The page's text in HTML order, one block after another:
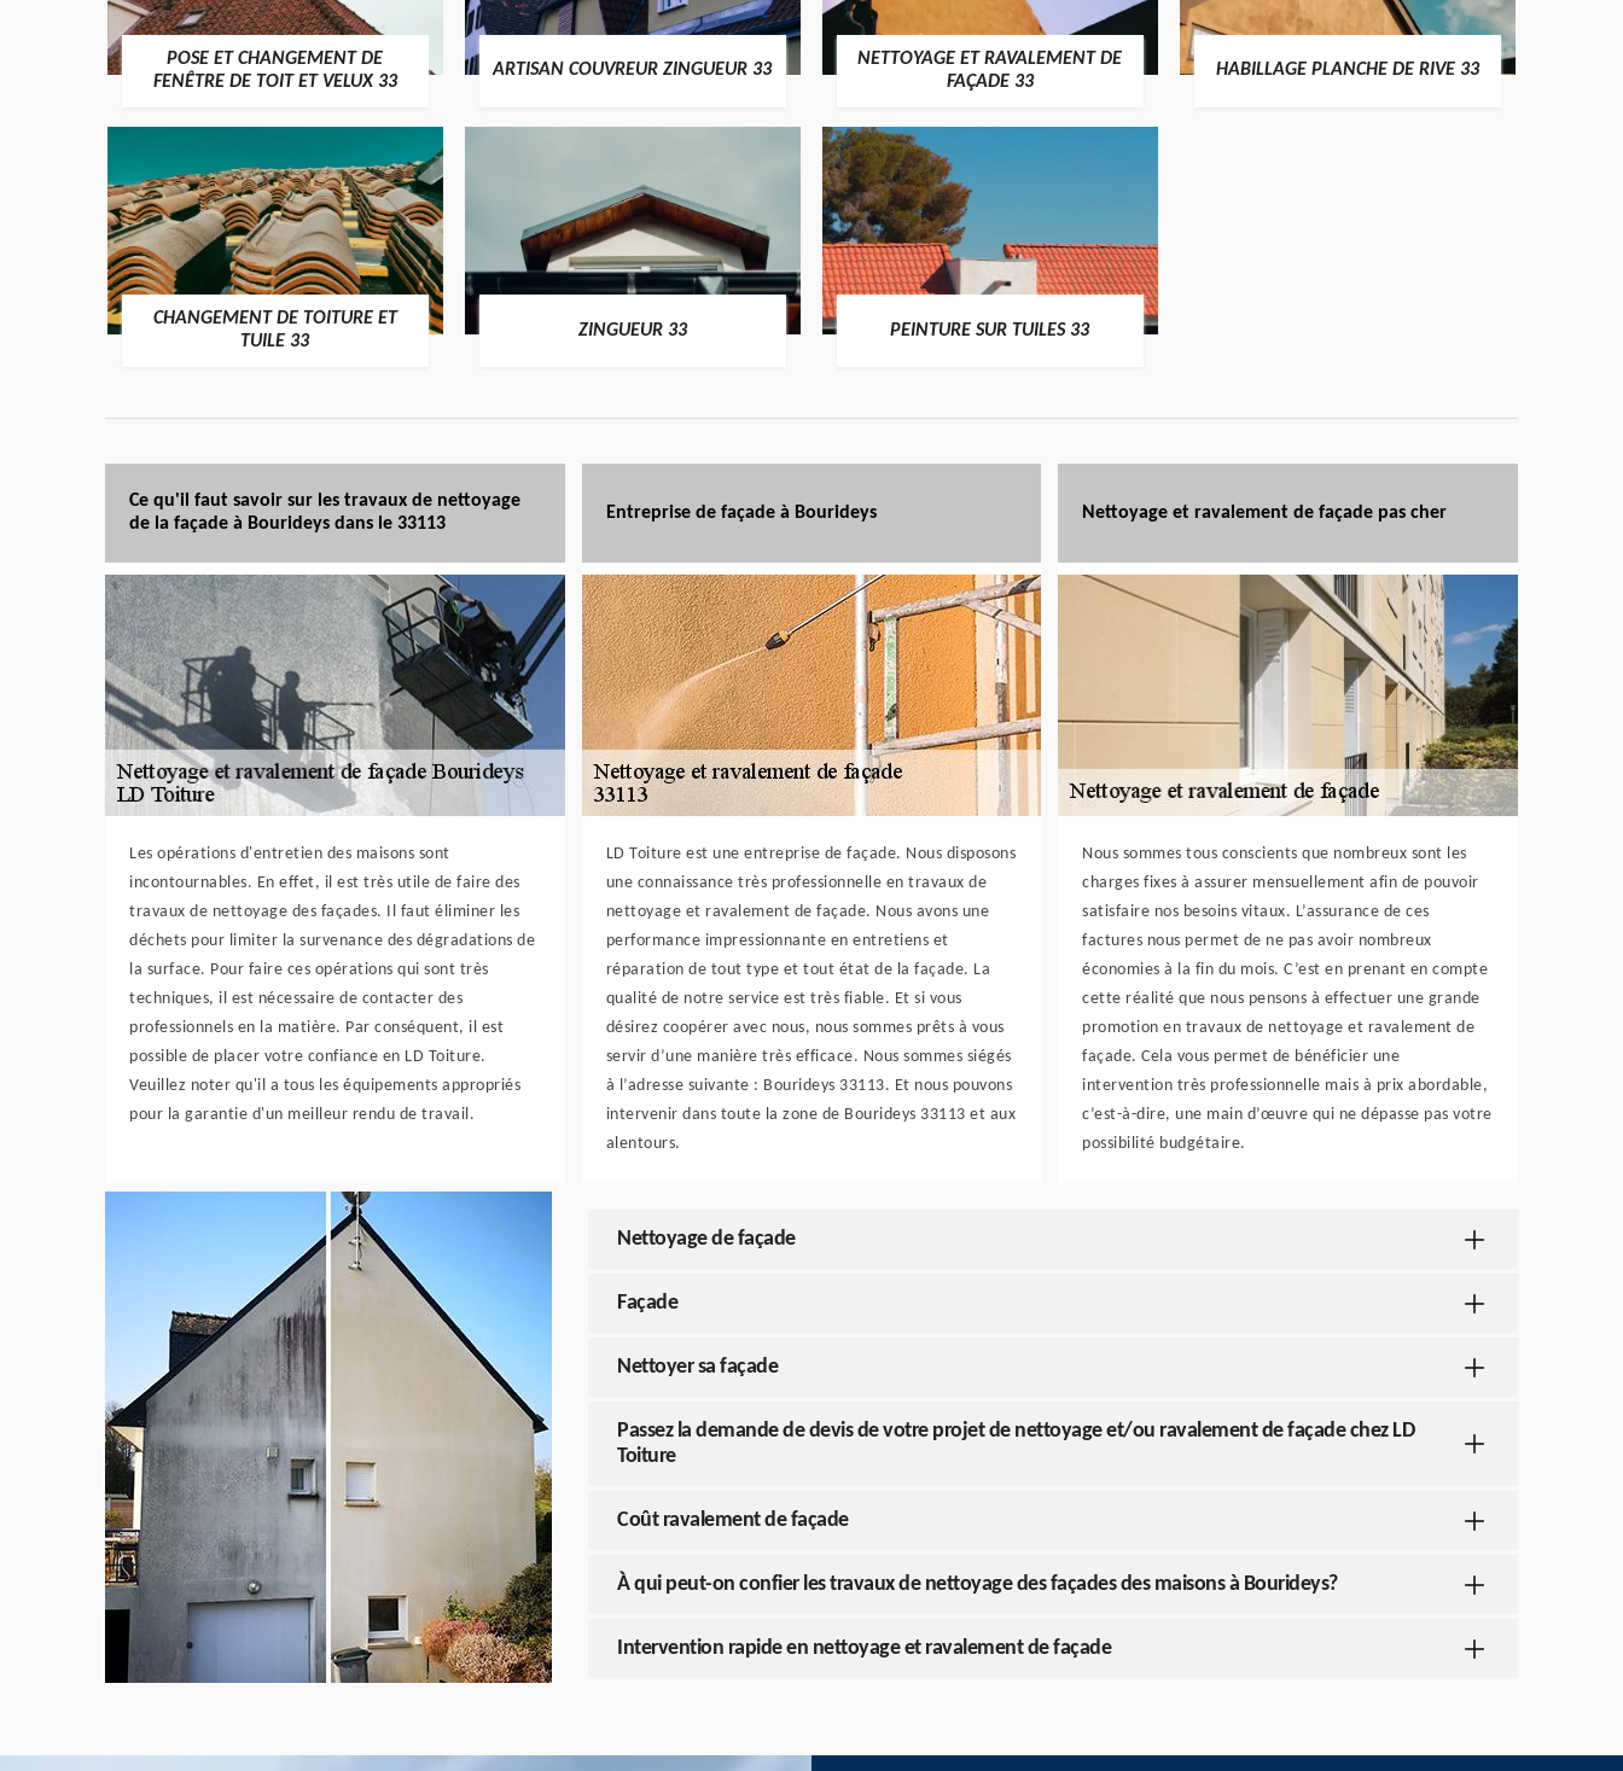
POSE ET CHANGEMENT DE
FENÊTRE DE TOIT ET VELUX 33
ARTISAN COUVREUR ZINGUEUR 33
NETTOYAGE ET RAVALEMENT DE
FAÇADE 33
HABILLAGE PLANCHE DE RIVE 33
CHANGEMENT DE TOITURE ET
TUILE 33
ZINGUEUR 33 PEINTURE SUR TUILES 33
Ce qu'il faut savoir sur les travaux de nettoyage
de la façade à Bourideys dans le 33113
Les opérations d'entretien des maisons sont
incontournables. En effet, il est très utile de faire des
travaux de nettoyage des façades. Il faut éliminer les
déchets pour limiter la survenance des dégradations de
la surface. Pour faire ces opérations qui sont très
techniques, il est nécessaire de contacter des
professionnels en la matière. Par conséquent, il est
possible de placer votre confiance en LD Toiture.
Veuillez noter qu'il a tous les équipements appropriés
pour la garantie d'un meilleur rendu de travail.
Entreprise de façade à Bourideys
LD Toiture est une entreprise de façade. Nous disposons
une connaissance très professionnelle en travaux de
nettoyage et ravalement de façade. Nous avons une
performance impressionnante en entretiens et
réparation de tout type et tout état de la façade. La
qualité de notre service est très fiable. Et si vous
désirez coopérer avec nous, nous sommes prêts à vous
servir d’une manière très efficace. Nous sommes siégés
à l’adresse suivante : Bourideys 33113. Et nous pouvons
intervenir dans toute la zone de Bourideys 33113 et aux
alentours.
Nettoyage et ravalement de façade pas cher
Nous sommes tous conscients que nombreux sont les
charges fixes à assurer mensuellement afin de pouvoir
satisfaire nos besoins vitaux. L’assurance de ces
factures nous permet de ne pas avoir nombreux
économies à la fin du mois. C’est en prenant en compte
cette réalité que nous pensons à effectuer une grande
promotion en travaux de nettoyage et ravalement de
façade. Cela vous permet de bénéficier une
intervention très professionnelle mais à prix abordable,
c’est-à-dire, une main d’œuvre qui ne dépasse pas votre
possibilité budgétaire.
Nettoyage de façade
Façade
Nettoyer sa façade
Passez la demande de devis de votre projet de nettoyage et/ou ravalement de façade chez LD
Toiture
Coût ravalement de façade
À qui peut-on confier les travaux de nettoyage des façades des maisons à Bourideys?
Intervention rapide en nettoyage et ravalement de façade